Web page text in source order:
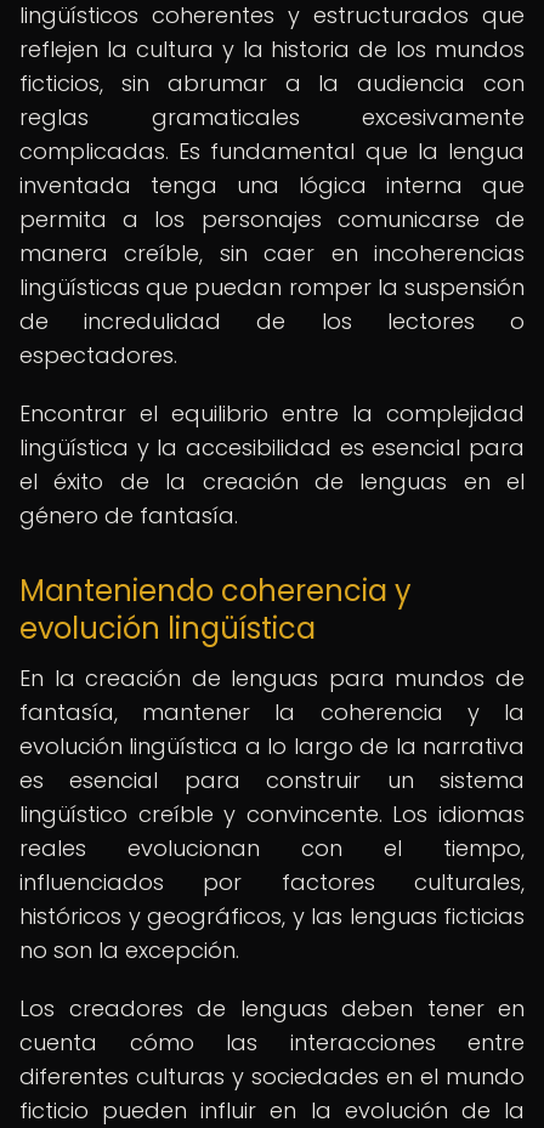
lingüísticos coherentes y estructurados que
reflejen la cultura y la historia de los mundos
ficticios, sin abrumar a la audiencia con
reglas gramaticales excesivamente
complicadas. Es fundamental que la lengua
inventada tenga una lógica interna que
permita a los personajes comunicarse de
manera creíble, sin caer en incoherencias
lingüísticas que puedan romper la suspensión
de incredulidad de los lectores o
espectadores.
Encontrar el equilibrio entre la complejidad
lingüística y la accesibilidad es esencial para
el éxito de la creación de lenguas en el
género de fantasía.
Manteniendo coherencia y
evolución lingüística
En la creación de lenguas para mundos de
fantasía, mantener la coherencia y la
evolución lingüística a lo largo de la narrativa
es esencial para construir un sistema
lingüístico creíble y convincente. Los idiomas
reales evolucionan con el tiempo,
influenciados por factores culturales,
históricos y geográficos, y las lenguas ficticias
no son la excepción.
Los creadores de lenguas deben tener en
cuenta cómo las interacciones entre
diferentes culturas y sociedades en el mundo
ficticio pueden influir en la evolución de la